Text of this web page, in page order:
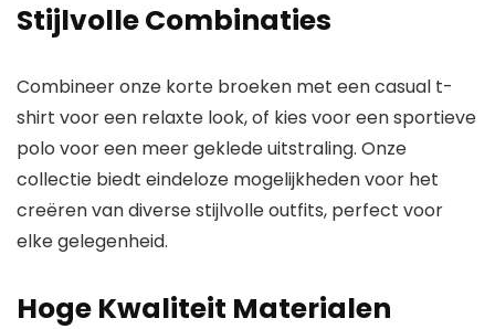
Stijlvolle Combinaties
Combineer onze korte broeken met een casual t-
shirt voor een relaxte look, of kies voor een sportieve
polo voor een meer geklede uitstraling. Onze
collectie biedt eindeloze mogelijkheden voor het
creëren van diverse stijlvolle outfits, perfect voor
elke gelegenheid.
Hoge Kwaliteit Materialen